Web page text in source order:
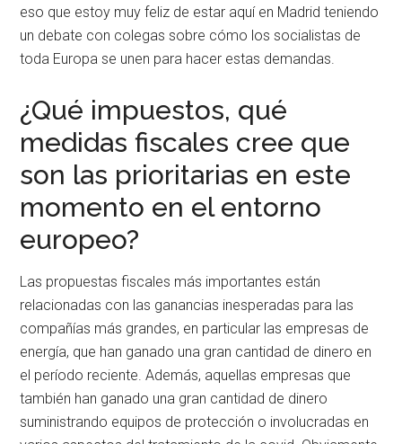
eso que estoy muy feliz de estar aquí en Madrid teniendo
un debate con colegas sobre cómo los socialistas de
toda Europa se unen para hacer estas demandas.
¿Qué impuestos, qué
medidas fiscales cree que
son las prioritarias en este
momento en el entorno
europeo?
Las propuestas fiscales más importantes están
relacionadas con las ganancias inesperadas para las
compañías más grandes, en particular las empresas de
energía, que han ganado una gran cantidad de dinero en
el período reciente. Además, aquellas empresas que
también han ganado una gran cantidad de dinero
suministrando equipos de protección o involucradas en